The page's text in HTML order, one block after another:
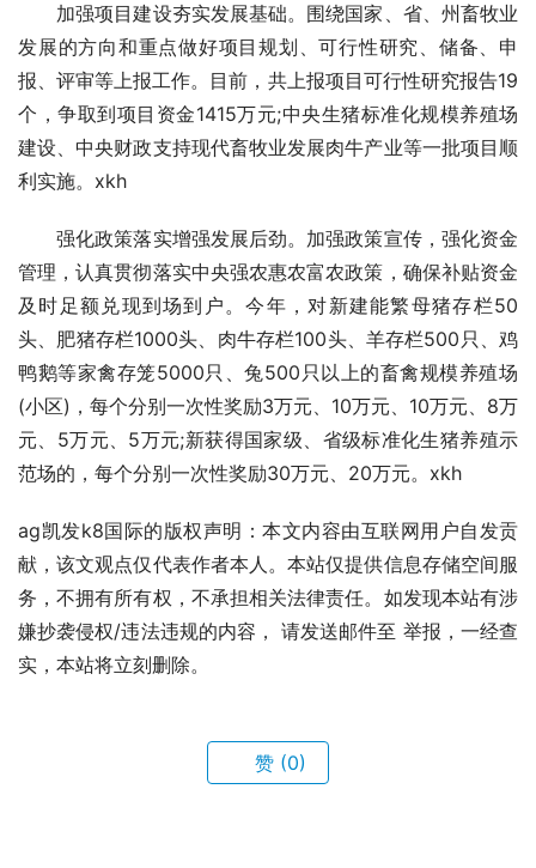
加强项目建设夯实发展基础。围绕国家、省、州畜牧业
发展的方向和重点做好项目规划、可行性研究、储备、申
报、评审等上报工作。目前，共上报项目可行性研究报告19
个，争取到项目资金1415万元;中央生猪标准化规模养殖场
建设、中央财政支持现代畜牧业发展肉牛产业等一批项目顺
利实施。xkh
强化政策落实增强发展后劲。加强政策宣传，强化资金
管理，认真贯彻落实中央强农惠农富农政策，确保补贴资金
及时足额兑现到场到户。今年，对新建能繁母猪存栏50
头、肥猪存栏1000头、肉牛存栏100头、羊存栏500只、鸡
鸭鹅等家禽存笼5000只、兔500只以上的畜禽规模养殖场
(小区)，每个分别一次性奖励3万元、10万元、10万元、8万
元、5万元、5万元;新获得国家级、省级标准化生猪养殖示
范场的，每个分别一次性奖励30万元、20万元。xkh
ag凯发k8国际的版权声明：本文内容由互联网用户自发贡
献，该文观点仅代表作者本人。本站仅提供信息存储空间服
务，不拥有所有权，不承担相关法律责任。如发现本站有涉
嫌抄袭侵权/违法违规的内容， 请发送邮件至 举报，一经查
实，本站将立刻删除。
赞 (0)